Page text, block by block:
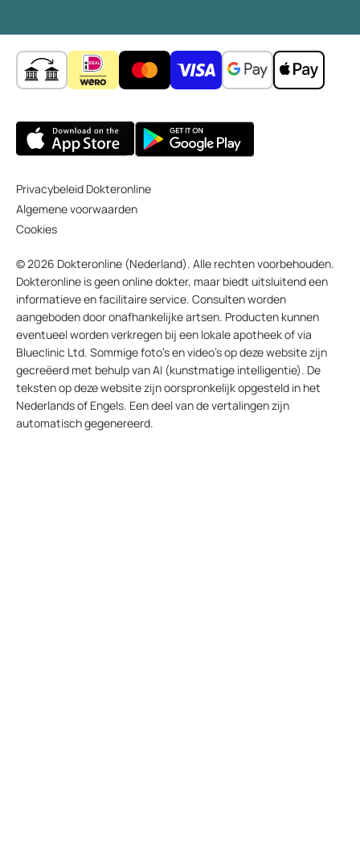
Privacybeleid Dokteronline
Algemene voorwaarden
Cookies
© 2026 Dokteronline (Nederland). Alle rechten voorbehouden.
Dokteronline is geen online dokter, maar biedt uitsluitend een
informatieve en facilitaire service. Consulten worden
aangeboden door onafhankelijke artsen. Producten kunnen
eventueel worden verkregen bij een lokale apotheek of via
Blueclinic Ltd. Sommige foto’s en video’s op deze website zijn
gecreëerd met behulp van AI (kunstmatige intelligentie). De
teksten op deze website zijn oorspronkelijk opgesteld in het
Nederlands of Engels. Een deel van de vertalingen zijn
automatisch gegenereerd.